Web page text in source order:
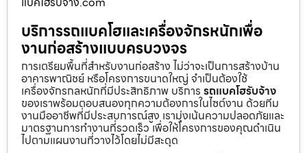
บริการรถแบคโฮและเครื่องจักรหนักเพื่อ
งานก่อสร้างแบบครบวงจร
การเตรียมพื้นที่สำหรับงานก่อสร้าง ไม่ว่าจะเป็นการสร้างบ้าน
อาคารพาณิชย์ หรือโครงการขนาดใหญ่ จำเป็นต้องใช้
เครื่องจักรกลหนักที่มีประสิทธิภาพ บริการ รถแบคโฮรับจ้าง
ของเราพร้อมตอบสนองทุกความต้องการในไซต์งาน ด้วยทีม
งานมืออาชีพที่มีประสบการณ์สูง เรามุ่งเน้นความปลอดภัยและ
มาตรฐานการทำงานที่รวดเร็ว เพื่อให้โครงการของคุณดำเนิน
ไปตามแผนงานที่วางไว้โดยไม่มีสะดุด